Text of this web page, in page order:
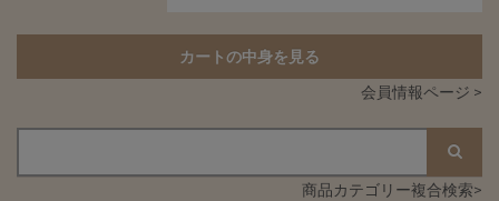
カートの中身を見る
会員情報ページ >
商品カテゴリー複合検索>